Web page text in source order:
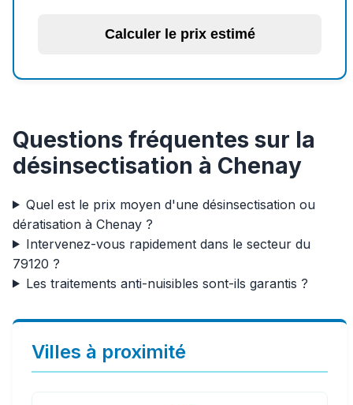
Calculer le prix estimé
Questions fréquentes sur la
désinsectisation à Chenay
Quel est le prix moyen d'une désinsectisation ou
dératisation à Chenay ?
Intervenez-vous rapidement dans le secteur du
79120 ?
Les traitements anti-nuisibles sont-ils garantis ?
Villes à proximité